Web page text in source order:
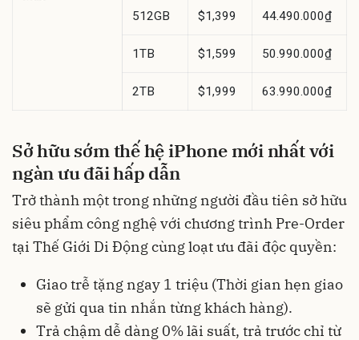
512GB $1,399 44.490.000₫
1TB $1,599 50.990.000₫
2TB $1,999 63.990.000₫
Sở hữu sớm thế hệ iPhone mới nhất với
ngàn ưu đãi hấp dẫn
Trở thành một trong những người đầu tiên sở hữu
siêu phẩm công nghệ với chương trình Pre-Order
tại Thế Giới Di Động cùng loạt ưu đãi độc quyền:
Giao trễ tặng ngay 1 triệu (Thời gian hẹn giao
sẽ gửi qua tin nhắn từng khách hàng).
Trả chậm dễ dàng 0% lãi suất, trả trước chỉ từ